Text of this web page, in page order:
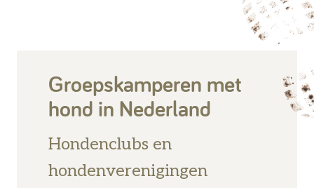
Groepskamperen met
hond in Nederland
Hondenclubs en
hondenverenigingen